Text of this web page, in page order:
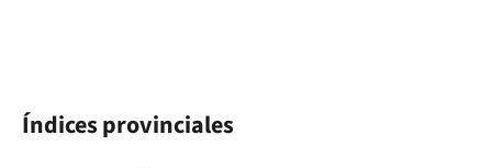
Índices provinciales